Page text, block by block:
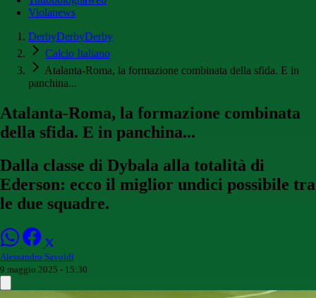
Violanews
DerbyDerbyDerby
Calcio Italiano
Atalanta-Roma, la formazione combinata della sfida. E in
panchina...
Atalanta-Roma, la formazione combinata
della sfida. E in panchina...
Dalla classe di Dybala alla totalità di
Ederson: ecco il miglior undici possibile tra
le due squadre.
Alessandro Savoldi
9 maggio 2025 - 15:30